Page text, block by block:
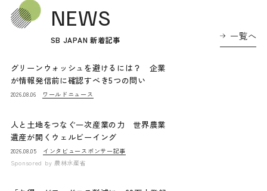
NEWS
SB JAPAN 新着記事 一覧へ
グリーンウォッシュを避けるには？ 企業
が情報発信前に確認すべき5つの問い
2026.08.06 ワールドニュース
人と土地をつなぐ一次産業の力 世界農業
遺産が開くウェルビーイング
2026.08.05 インタビュー スポンサー記事
Sponsored by 農林水産省